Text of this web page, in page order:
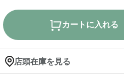
カートに入れる
店頭在庫を見る